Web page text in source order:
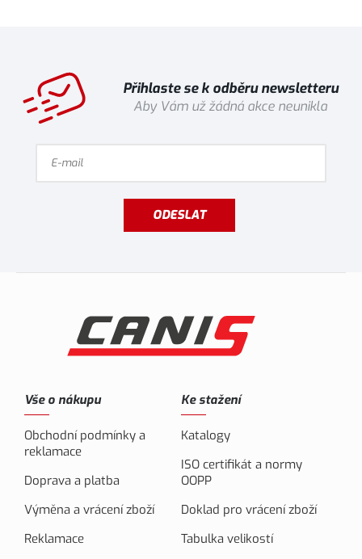
Přihlaste se k odběru newsletteru
Aby Vám už žádná akce neunikla
ODESLAT
Vše o nákupu
Obchodní podmínky a
reklamace
Doprava a platba
Výměna a vrácení zboží
Reklamace
Ke stažení
Katalogy
ISO certifikát a normy
OOPP
Doklad pro vrácení zboží
Tabulka velikostí